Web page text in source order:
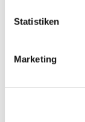
Statistiken
Marketing